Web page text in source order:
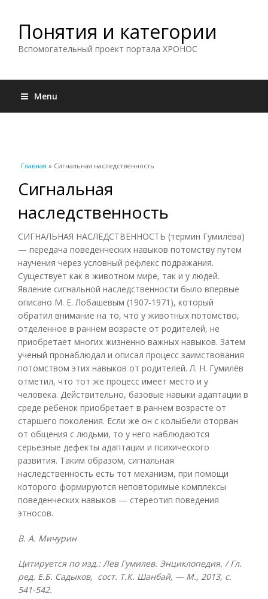
Понятия и категории
Вспомогательный проект портала ХРОНОС
Menu
Вы здесь
Главная » Сигнальная наследственность
Сигнальная
наследственность
СИГНАЛЬНАЯ НАСЛЕДСТВЕННОСТЬ (термин Гумилёва)
— передача поведенческих навыков потомству путем
научения через условный рефлекс подражания.
Существует как в животном мире, так и у людей.
Явление сигнальной наследственности было впервые
описано М. Е. Лобашевым (1907-1971), который
обратил внимание на то, что у животных потомство,
отделенное в раннем возрасте от родителей, не
приобретает многих жизненно важных навыков. Затем
ученый пронаблюдал и описал процесс заимствования
потомством этих навыков от родителей. Л. Н. Гумилёв
отметил, что тот же процесс имеет место и у
человека. Действительно, базовые навыки адаптации в
среде ребенок приобретает в раннем возрасте от
старшего поколения. Если же он с колыбели оторван
от общения с людьми, то у него наблюдаются
серьезные дефекты адаптации и психического
развития. Таким образом, сигнальная
наследственность есть тот механизм, при помощи
которого формируются неповторимые комплексы
поведенческих навыков — стереотип поведения
этносов.
В. А. Мичурин
Цитируется по изд.: Лев Гумилев. Энциклопедия. / Гл.
ред. Е.Б. Садыков, сост. Т.К. Шанбай, — М., 2013, с.
541-542.